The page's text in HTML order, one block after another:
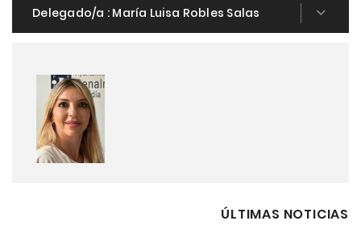
Delegado/a : María Luisa Robles Salas
ÚLTIMAS NOTICIAS